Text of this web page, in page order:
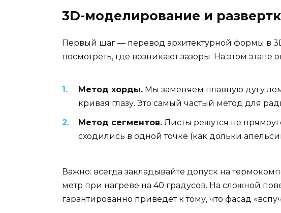
3D-моделирование и
Первый шаг — перевод архитектурной формы в
посмотреть, где возникают зазоры. На этом этапе
Метод хорды. Мы заменяем плавную дугу
кривая глазу. Это самый частый метод для
Метод сегментов. Листы режутся не
сходились в одной точке (как дольки
Важно: всегда закладывайте допуск на
метр при нагреве на 40 градусов. На сложной
гарантированно приведет к тому, что фасад